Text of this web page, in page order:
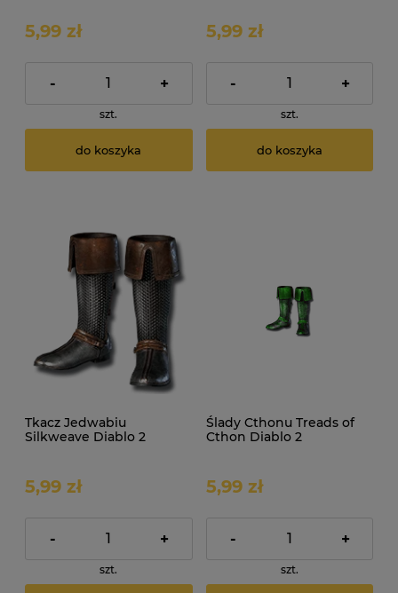
5,99 zł
- +
szt.
do koszyka
5,99 zł
- +
szt.
do koszyka
Tkacz Jedwabiu
Silkweave Diablo 2
5,99 zł
- +
szt.
Ślady Cthonu Treads of
Cthon Diablo 2
5,99 zł
- +
szt.